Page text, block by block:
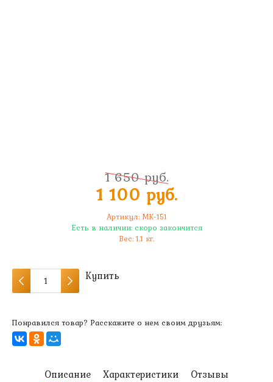
1 650 руб.
1 100 руб.
Артикул: MK-151
Есть в наличии: скоро закончится
Вес:1.1 кг.
Купить
Понравился товар? Расскажите о нем своим друзьям:
Описание Характеристики Отзывы